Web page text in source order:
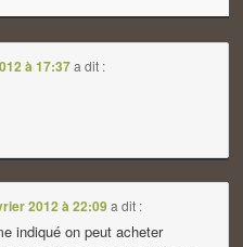
à 17:37 a dit :
2012 à 22:09 a dit :
indiqué on peut acheter